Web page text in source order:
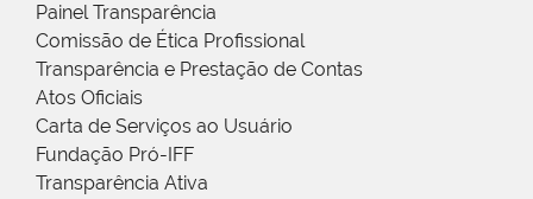
Painel Transparência
Comissão de Ética Profissional
Transparência e Prestação de Contas
Atos Oficiais
Carta de Serviços ao Usuário
Fundação Pró-IFF
Transparência Ativa